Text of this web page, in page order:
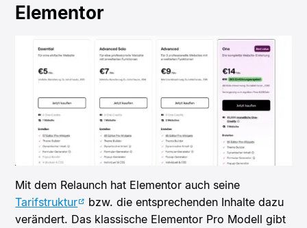
Elementor
Mit dem Relaunch hat Elementor auch seine
Tarifstruktur
bzw. die entsprechenden Inhalte dazu
verändert. Das klassische Elementor Pro Modell gibt